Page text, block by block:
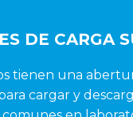
DE CARGA
tienen una
cargar y